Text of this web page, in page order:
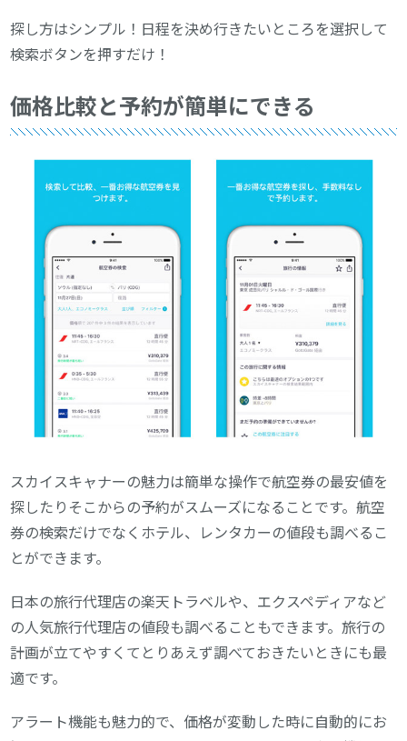
探し方はシンプル！日程を決め行きたいところを選択して
検索ボタンを押すだけ！
価格比較と予約が簡単にできる
スカイスキャナーの魅力は簡単な操作で航空券の最安値を
探したりそこからの予約がスムーズになることです。航空
券の検索だけでなくホテル、レンタカーの値段も調べるこ
とができます。
日本の旅行代理店の楽天トラベルや、エクスペディアなど
の人気旅行代理店の値段も調べることもできます。旅行の
計画が立てやすくてとりあえず調べておきたいときにも最
適です。
アラート機能も魅力的で、価格が変動した時に自動的にお